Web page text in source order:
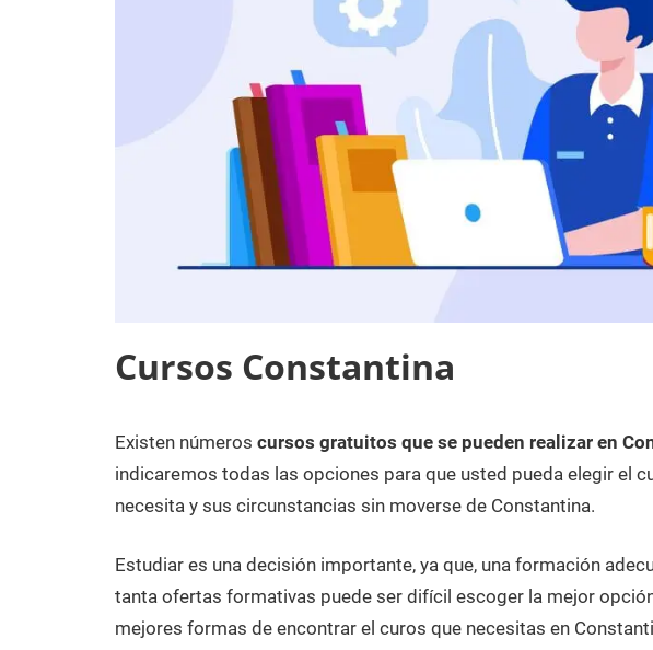
Cursos Constantina
9
de
diciembre
2020
Maria
Cursos
en
Sevilla
Existen números cursos gratuitos que se pueden realizar en
indicaremos todas las opciones para que usted pueda elegir el
necesita y sus circunstancias sin moverse de Constantina.
Estudiar es una decisión importante, ya que, una formación
tanta ofertas formativas puede ser difícil escoger la mejor
mejores formas de encontrar el curos que necesitas en